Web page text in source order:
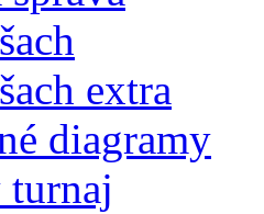
extra
diagramy